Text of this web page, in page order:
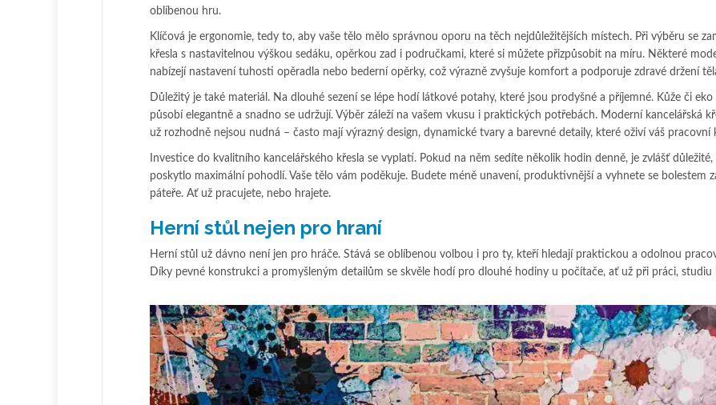
oblíbenou hru.
Klíčová je ergonomie, tedy to, aby vaše tělo mělo správnou oporu na těch nejdůležitějších místech. Při výběru se
křesla s nastavitelnou výškou sedáku, opěrkou zad i područkami, které si můžete přizpůsobit na míru. Některé
nabízejí nastavení tuhosti opěradla nebo bederní opěrky, což výrazně zvyšuje komfort a podporuje zdravé držení
Důležitý je také materiál. Na dlouhé sezení se lépe hodí látkové potahy, které jsou prodyšné a příjemné. Kůže či eko
působí elegantně a snadno se udržují. Výběr záleží na vašem vkusu i praktických potřebách. Moderní kancelářská
už rozhodně nejsou nudná – často mají výrazný design, dynamické tvary a barevné detaily, které oživí váš pracovní
Investice do kvalitního kancelářského křesla se vyplatí. Pokud na něm sedíte několik hodin denně, je zvlášť důležité,
poskytlo maximální pohodlí. Vaše tělo vám poděkuje. Budete méně unavení, produktivnější a vyhnete se bolestem
páteře. Ať už pracujete, nebo hrajete.
Herní stůl nejen pro hraní
Herní stůl už dávno není jen pro hráče. Stává se oblíbenou volbou i pro ty, kteří hledají praktickou a odolnou
Díky pevné konstrukci a promyšleným detailům se skvěle hodí pro dlouhé hodiny u počítače, ať už při práci, studiu